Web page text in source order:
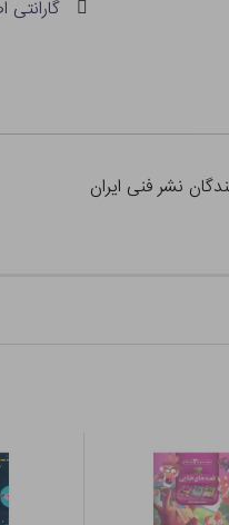
نشر فنی ایران